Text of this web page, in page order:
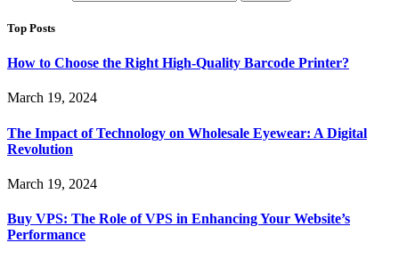
Top Posts
How to Choose the Right High-Quality Barcode Printer?
March 19, 2024
The Impact of Technology on Wholesale Eyewear: A Digital
Revolution
March 19, 2024
Buy VPS: The Role of VPS in Enhancing Your Website’s
Performance